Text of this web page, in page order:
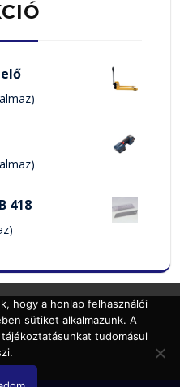
418
hogy a honlap felhasználói
sütiket alkalmazunk. A
tudomásul